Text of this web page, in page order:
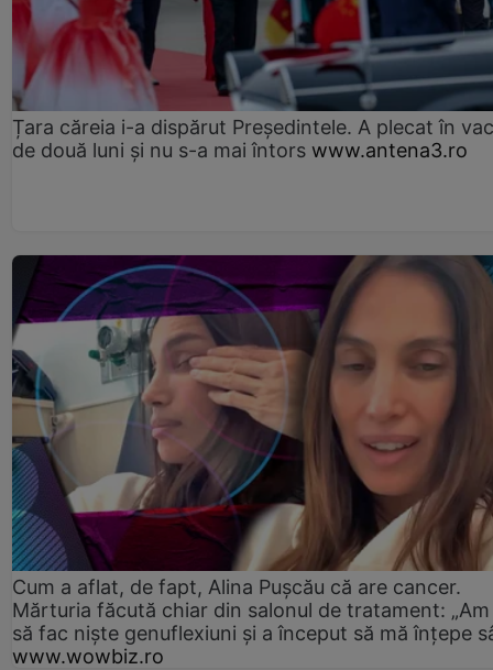
Țara căreia i-a dispărut Președintele. A plecat în
de două luni și nu s-a mai întors www.antena3.ro
Cum a aflat, de fapt, Alina Pușcău că are cancer.
Mărturia făcută chiar din salonul de tratament:
să fac niște genuflexiuni și a început să mă înțepe
www.wowbiz.ro